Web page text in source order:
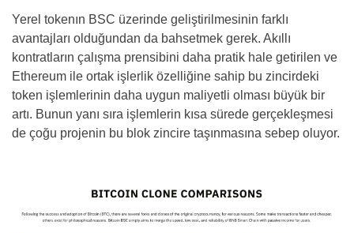
Yerel tokenın BSC üzerinde geliştirilmesinin farklı
avantajları olduğundan da bahsetmek gerek. Akıllı
kontratların çalışma prensibini daha pratik hale getirilen ve
Ethereum ile ortak işlerlik özelliğine sahip bu zincirdeki
token işlemlerinin daha uygun maliyetli olması büyük bir
artı. Bunun yanı sıra işlemlerin kısa sürede gerçekleşmesi
de çoğu projenin bu blok zincire taşınmasına sebep oluyor.